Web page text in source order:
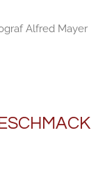
Alfred Mayer